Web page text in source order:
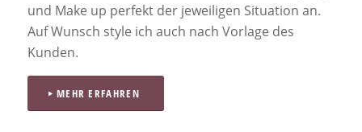
und Make up perfekt der jeweiligen Situation an.
Auf Wunsch style ich auch nach Vorlage des
Kunden.
MEHR ERFAHREN